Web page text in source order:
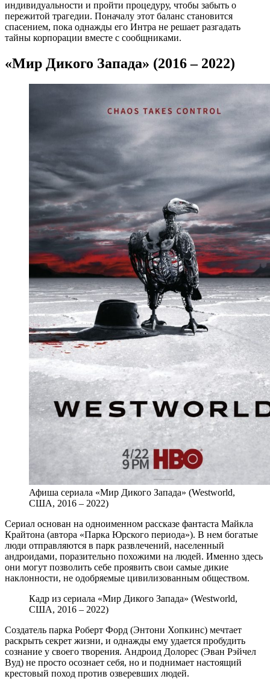
индивидуальности и пройти процедуру, чтобы забыть о
пережитой трагедии. Поначалу этот баланс становится
спасением, пока однажды его Интра не решает разгадать
тайны корпорации вместе с сообщниками.
«Мир Дикого Запада» (2016 – 2022)
Афиша сериала «Мир Дикого Запада» (Westworld,
США, 2016 – 2022)
Сериал основан на одноименном рассказе фантаста Майкла
Крайтона (автора «Парка Юрского периода»). В нем богатые
люди отправляются в парк развлечений, населенный
андроидами, поразительно похожими на людей. Именно здесь
они могут позволить себе проявить свои самые дикие
наклонности, не одобряемые цивилизованным обществом.
Кадр из сериала «Мир Дикого Запада» (Westworld,
США, 2016 – 2022)
Создатель парка Роберт Форд (Энтони Хопкинс) мечтает
раскрыть секрет жизни, и однажды ему удается пробудить
сознание у своего творения. Андроид Долорес (Эван Рэйчел
Вуд) не просто осознает себя, но и поднимает настоящий
крестовый поход против озверевших людей.